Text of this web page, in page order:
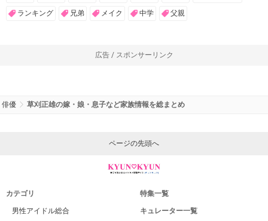
ランキング 兄弟 メイク 中学 父親
広告 / スポンサーリンク
俳優 草刈正雄の嫁・娘・息子など家族情報を総まとめ
ページの先頭へ
カテゴリ
男性アイドル総合
特集一覧
キュレーター一覧